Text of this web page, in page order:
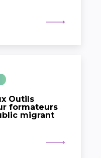
Outils
formateurs
migrant